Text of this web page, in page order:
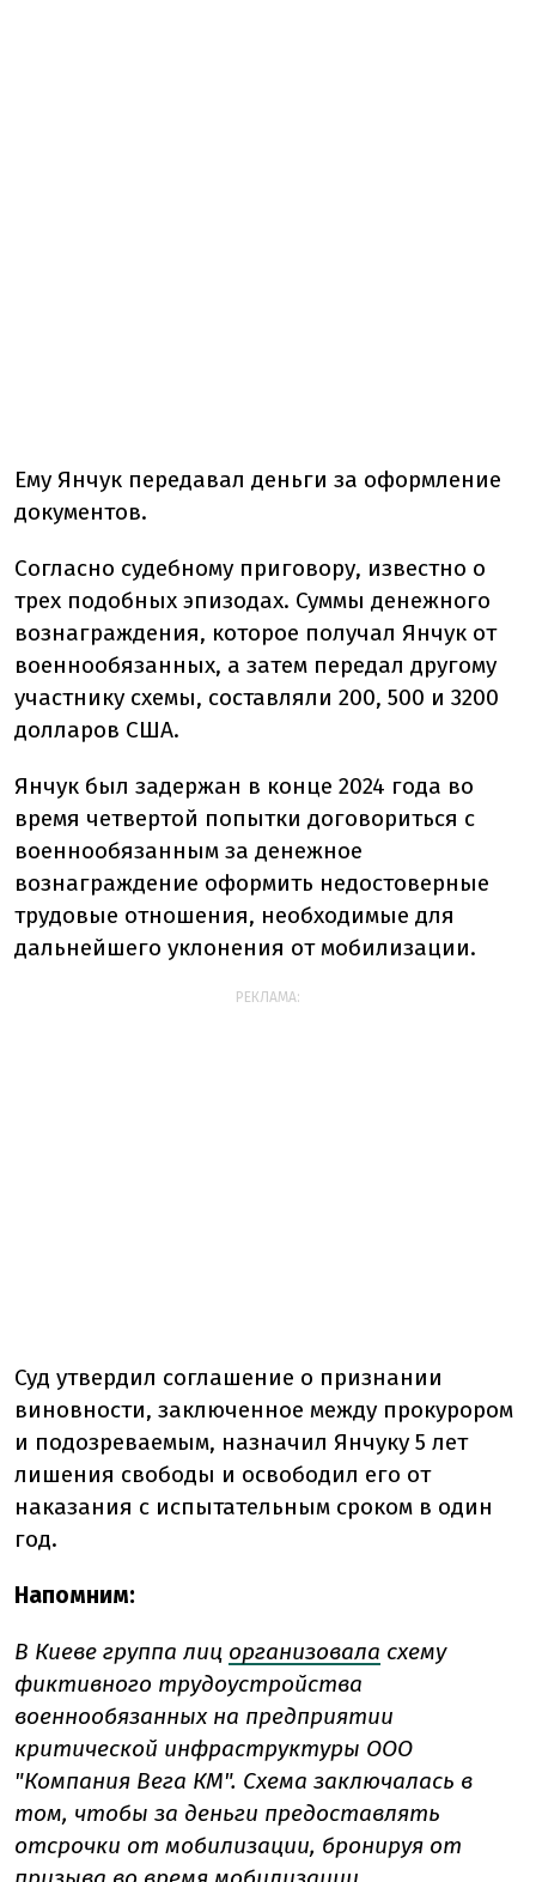
Ему Янчук передавал деньги за оформление
документов.
Согласно судебному приговору, известно о
трех подобных эпизодах. Суммы денежного
вознаграждения, которое получал Янчук от
военнообязанных, а затем передал другому
участнику схемы, составляли 200, 500 и 3200
долларов США.
Янчук был задержан в конце 2024 года во
время четвертой попытки договориться с
военнообязанным за денежное
вознаграждение оформить недостоверные
трудовые отношения, необходимые для
дальнейшего уклонения от мобилизации.
РЕКЛАМА:
Суд утвердил соглашение о признании
виновности, заключенное между прокурором
и подозреваемым, назначил Янчуку 5 лет
лишения свободы и освободил его от
наказания с испытательным сроком в один
год.
Напомним:
В Киеве группа лиц организовала схему
фиктивного трудоустройства
военнообязанных на предприятии
критической инфраструктуры ООО
"Компания Вега КМ". Схема заключалась в
том, чтобы за деньги предоставлять
отсрочки от мобилизации, бронируя от